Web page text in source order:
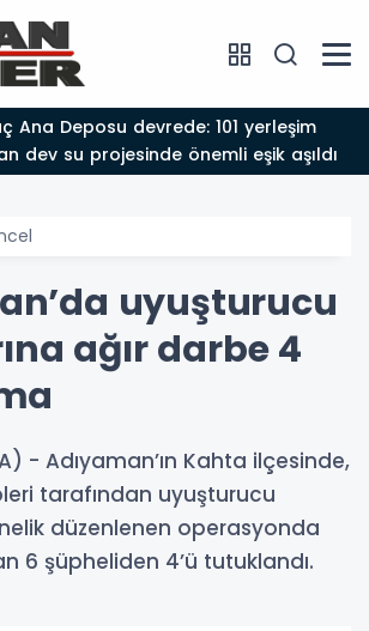
dev su projesinde önemli eşik aşıldı
uyuşturucu
ağır darbe 4
- Adıyaman’ın Kahta ilçesinde,
tarafından uyuşturucu
düzenlenen operasyonda
6 şüpheliden 4’ü tutuklandı.